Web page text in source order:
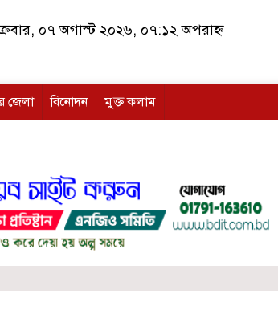
০৭ অগাস্ট ২০২৬, ০৭:১২ অপরাহ্ন
জেলা বিনোদন মুক্ত কলাম